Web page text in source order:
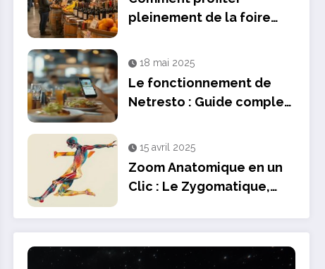
pleinement de la foire
dénicher des pépites
18 mai 2025
Le fonctionnement de
Netresto : Guide complet
restauration
15 avril 2025
Zoom Anatomique en un
Clic : Le Zygomatique,